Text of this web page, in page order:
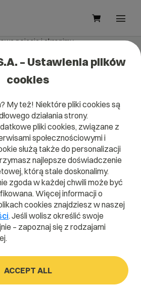
Podstawowe pojęcia i
D E F G H
I
N O P Q
R
V W X Y Z
– Ustawienia plików
cookies
My też! Niektóre pliki cookies są
działania strony.
pliki cookies, związane z
społecznościowymi i
służą także do personalizacji
najlepsze doświadczenie
którą stale doskonalimy.
zgoda w każdej chwili może być
Więcej informacji o
cookies znajdziesz w naszej
. Jeśli wolisz określić swoje
– zapoznaj się z rodzajami
ACCEPT ALL